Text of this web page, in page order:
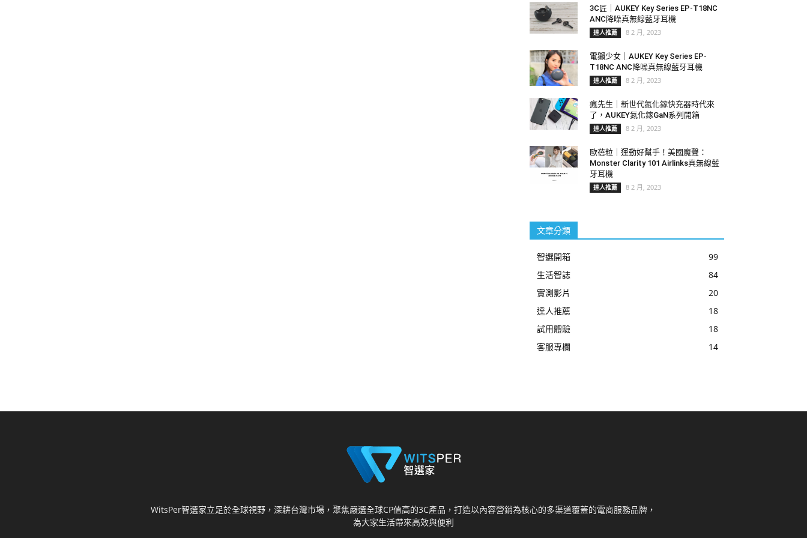
3C匠｜AUKEY Key Series EP-T18NC
ANC降噪真無線藍牙耳機
達人推薦 8 2 月, 2023
電獺少女｜AUKEY Key Series EP-
T18NC ANC降噪真無線藍牙耳機
達人推薦 8 2 月, 2023
瘋先生｜新世代氮化鎵快充器時代來
了，AUKEY氮化鎵GaN系列開箱
達人推薦 8 2 月, 2023
歐蓓粒｜運動好幫手！美國魔聲：
Monster Clarity 101 Airlinks真無線藍
牙耳機
達人推薦 8 2 月, 2023
文章分類
智選開箱
99
生活智誌
84
實測影片
20
達人推薦
18
試用體驗
18
客服專欄
14
WitsPer智選家立足於全球視野，深耕台灣市場，聚焦嚴選全球CP值高的3C產品，打造以內容營銷為核心的多渠道覆蓋的電商服務品牌，
為大家生活帶來高效與便利